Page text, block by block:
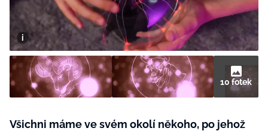
Rady a tipy
SVĚT ŽENY - 599 KČ
ROČNÍ PŘEDPLATNÉ SVĚT ŽENY +
SADA PRODUKTŮ MANA (10 ks)
10 fotek
Všichni máme ve svém okolí někoho, po jehož